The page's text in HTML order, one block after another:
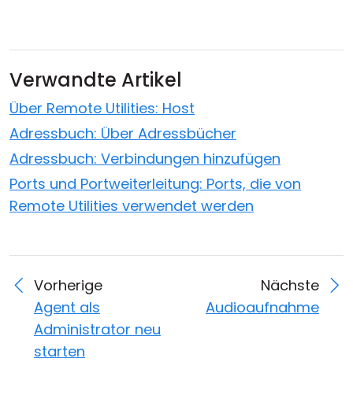
Verwandte Artikel
Über Remote Utilities: Host
Adressbuch: Über Adressbücher
Adressbuch: Verbindungen hinzufügen
Ports und Portweiterleitung: Ports, die von
Remote Utilities verwendet werden
Vorherige
Agent als
Administrator neu
starten
Nächste
Audioaufnahme